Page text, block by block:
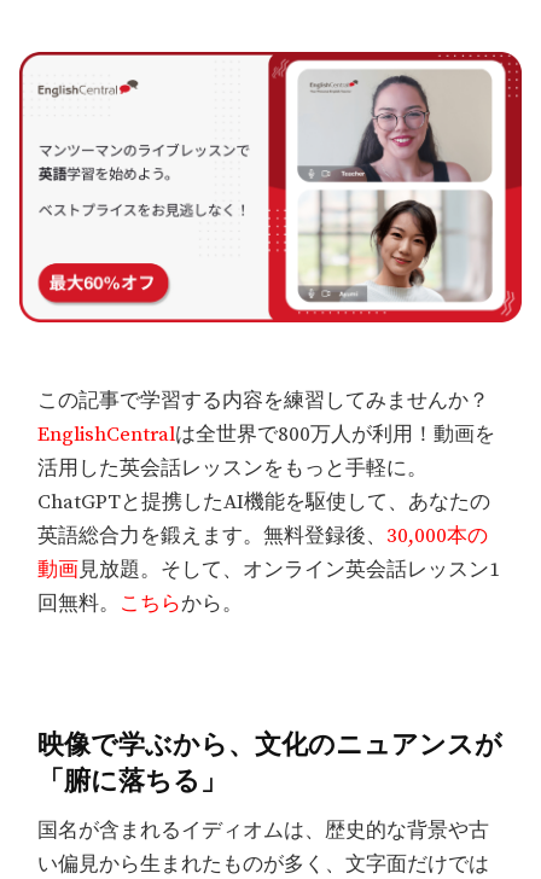
この記事で学習する内容を練習してみませんか？
EnglishCentralは全世界で800万人が利用！動画を
活用した英会話レッスンをもっと手軽に。
ChatGPTと提携したAI機能を駆使して、あなたの
英語総合力を鍛えます。無料登録後、 30,000本の
動画見放題。そして、オンライン英会話レッスン1
回無料。 こちらから。
映像で学ぶから、文化のニュアンスが
「腑に落ちる」
国名が含まれるイディオムは、歴史的な背景や古
い偏見から生まれたものが多く、文字面だけでは